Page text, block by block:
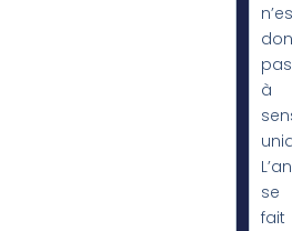
pas
à
se
fait